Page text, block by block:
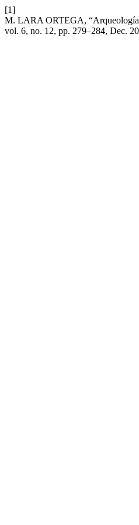
[1]
M. LARA ORTEGA, “Arqueología
vol. 6, no. 12, pp. 279–284, Dec.